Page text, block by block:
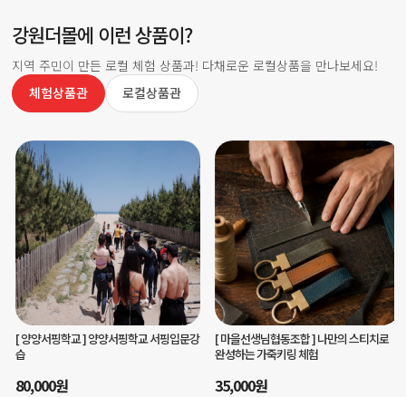
강원더몰에 이런 상품이?
지역 주민이 만든 로컬 체험 상품과! 다채로운 로컬상품을 만나보세요!
체험상품관
로컬상품관
[ 마을선생님협동조합 ]나만의 스티치로
완성하는 가죽키링 체험
35,000원
[ 글마루평생교육원주식회사 ]영월 저세마
을 치유여행 - 피안의 반나절 치유코스
70,000원